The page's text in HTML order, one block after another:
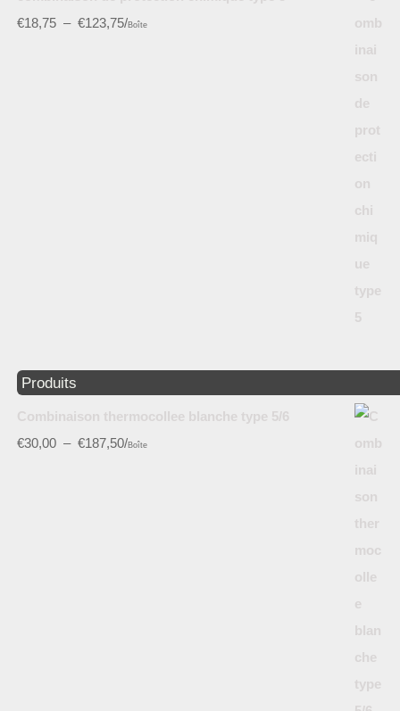
€18,75 – €123,75/Boîte
Produits
Combinaison thermocollee blanche type 5/6
€30,00 – €187,50/Boîte